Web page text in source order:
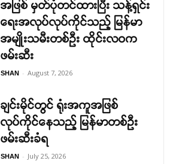
အဖြစ် မှတ်ပုံတင်ထားပြီး သန့်ရှင်း
ရေးအလုပ်လုပ်ကိုင်သည့် မြန်မာ
အမျိုးသမီးတစ်ဦး ထိုင်းလဝက
ဖမ်းဆီး
SHAN - August 7, 2026
ချင်းမိုင်တွင် ရုံးအကူအဖြစ်
လုပ်ကိုင်နေသည့် မြန်မာတစ်ဦး
ဖမ်းဆီးခံရ
SHAN - July 25, 2026